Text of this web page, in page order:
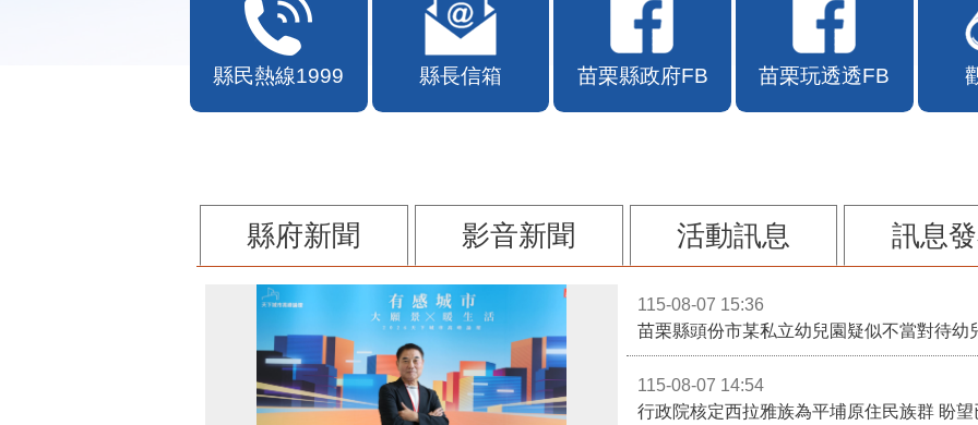
縣民熱線1999 縣長信箱 苗栗縣政府FB 苗栗玩透透FB
縣府新聞 影音新聞 活動訊息 訊息
115-08-07 15:36
苗栗縣頭份市某私立幼兒園疑似不當對待幼
115-08-07 14:54